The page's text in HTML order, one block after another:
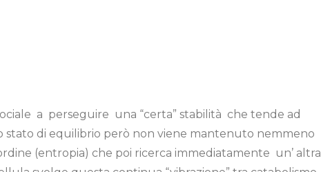
a perseguire una “certa” stabilità che tende ad
stato di equilibrio però non viene mantenuto nemmeno
(entropia) che poi ricerca immediatamente un’ altra